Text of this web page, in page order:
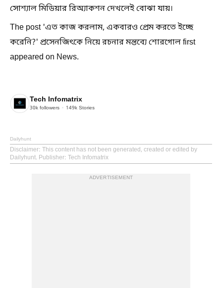
সোশ্যাল মিডিয়ার রিঅ্যাকশন দেখলেই বোঝা যায়।
The post 'এত কাজ করলাম, একবারও প্রেম করতে ইচ্ছে
করেনি?' প্রসেনজিৎকে নিয়ে রচনার মন্তব্যে শোরগোল first
appeared on News.
Tech Infomatrix
30k followers 149k Stories
Dailyhunt
Disclaimer: This content has not been generated, created or edited by
Dailyhunt. Publisher: Tech Infomatrix
ADVERTISEMENT